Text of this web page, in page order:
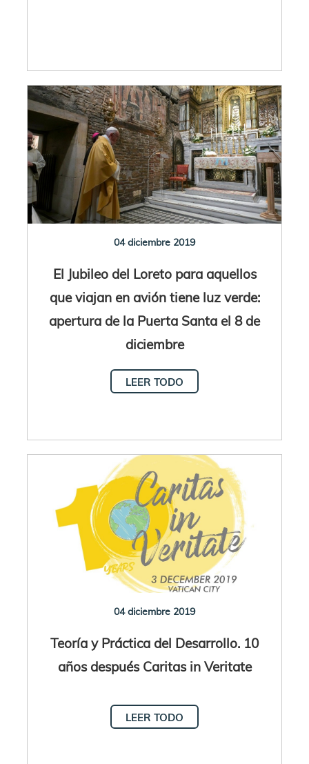
04 diciembre 2019
El Jubileo del Loreto para aquellos
que viajan en avión tiene luz verde:
apertura de la Puerta Santa el 8 de
diciembre
LEER TODO
04 diciembre 2019
Teoría y Práctica del Desarrollo. 10
años después Caritas in Veritate
LEER TODO